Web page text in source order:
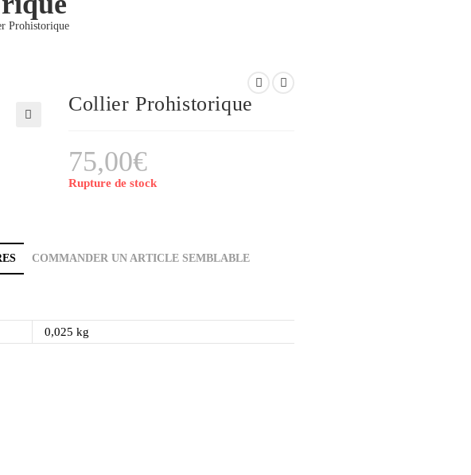
Prohistorique
Collier Prohistorique
75,00€
Rupture de stock
COMMANDER UN ARTICLE SEMBLABLE
0,025 kg